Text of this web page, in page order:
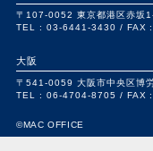
〒107-0052 東京都港区赤坂
TEL : 03-6441-3430 / FAX
大阪
〒541-0059 大阪市中央区博
TEL : 06-4704-8705 / FAX
©MAC OFFICE